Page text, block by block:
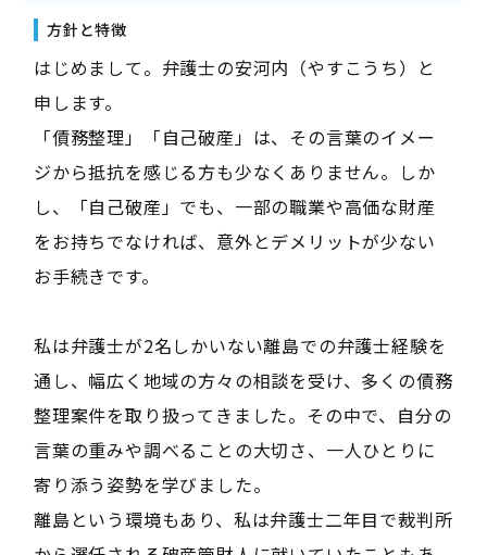
方針と特徴
はじめまして。弁護士の安河内（やすこうち）と
申します。
「債務整理」「自己破産」は、その言葉のイメー
ジから抵抗を感じる方も少なくありません。しか
し、「自己破産」でも、一部の職業や高価な財産
をお持ちでなければ、意外とデメリットが少ない
お手続きです。
私は弁護士が2名しかいない離島での弁護士経験を
通し、幅広く地域の方々の相談を受け、多くの債務
整理案件を取り扱ってきました。その中で、自分の
言葉の重みや調べることの大切さ、一人ひとりに
寄り添う姿勢を学びました。
離島という環境もあり、私は弁護士二年目で裁判所